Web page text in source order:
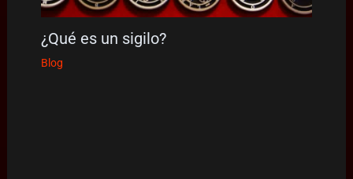
¿Qué es un sigilo?
Blog